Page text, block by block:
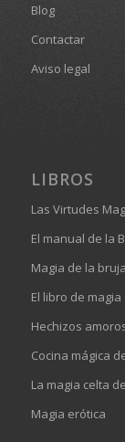
Blog
Contactar
Aviso legal
LIBROS
Las Virtudes
El manual de la
Magia de la
El libro de
Hechizos
Cocina mágica
La magia celta
Magia erótica